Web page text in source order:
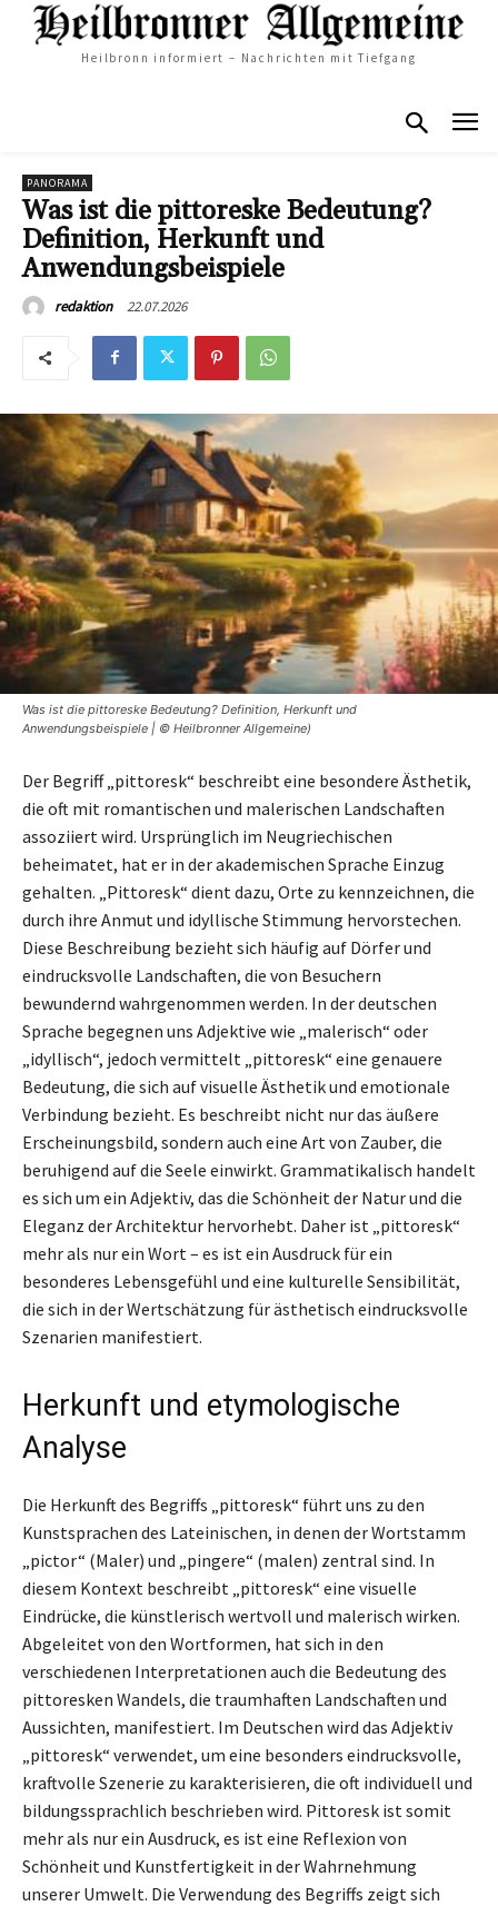
Heilbronn informiert – Nachrichten mit Tiefgang
PANORAMA
Was ist die pittoreske Bedeutung?
Definition, Herkunft und
Anwendungsbeispiele
redaktion 22.07.2026
Was ist die pittoreske Bedeutung? Definition, Herkunft und
Anwendungsbeispiele | © Heilbronner Allgemeine)
Der Begriff „pittoresk“ beschreibt eine besondere Ästhetik,
die oft mit romantischen und malerischen Landschaften
assoziiert wird. Ursprünglich im Neugriechischen
beheimatet, hat er in der akademischen Sprache Einzug
gehalten. „Pittoresk“ dient dazu, Orte zu kennzeichnen, die
durch ihre Anmut und idyllische Stimmung hervorstechen.
Diese Beschreibung bezieht sich häufig auf Dörfer und
eindrucksvolle Landschaften, die von Besuchern
bewundernd wahrgenommen werden. In der deutschen
Sprache begegnen uns Adjektive wie „malerisch“ oder
„idyllisch“, jedoch vermittelt „pittoresk“ eine genauere
Bedeutung, die sich auf visuelle Ästhetik und emotionale
Verbindung bezieht. Es beschreibt nicht nur das äußere
Erscheinungsbild, sondern auch eine Art von Zauber, die
beruhigend auf die Seele einwirkt. Grammatikalisch handelt
es sich um ein Adjektiv, das die Schönheit der Natur und die
Eleganz der Architektur hervorhebt. Daher ist „pittoresk“
mehr als nur ein Wort – es ist ein Ausdruck für ein
besonderes Lebensgefühl und eine kulturelle Sensibilität,
die sich in der Wertschätzung für ästhetisch eindrucksvolle
Szenarien manifestiert.
Herkunft und etymologische
Analyse
Die Herkunft des Begriffs „pittoresk“ führt uns zu den
Kunstsprachen des Lateinischen, in denen der Wortstamm
„pictor“ (Maler) und „pingere“ (malen) zentral sind. In
diesem Kontext beschreibt „pittoresk“ eine visuelle
Eindrücke, die künstlerisch wertvoll und malerisch wirken.
Abgeleitet von den Wortformen, hat sich in den
verschiedenen Interpretationen auch die Bedeutung des
pittoresken Wandels, die traumhaften Landschaften und
Aussichten, manifestiert. Im Deutschen wird das Adjektiv
„pittoresk“ verwendet, um eine besonders eindrucksvolle,
kraftvolle Szenerie zu karakterisieren, die oft individuell und
bildungssprachlich beschrieben wird. Pittoresk ist somit
mehr als nur ein Ausdruck, es ist eine Reflexion von
Schönheit und Kunstfertigkeit in der Wahrnehmung
unserer Umwelt. Die Verwendung des Begriffs zeigt sich